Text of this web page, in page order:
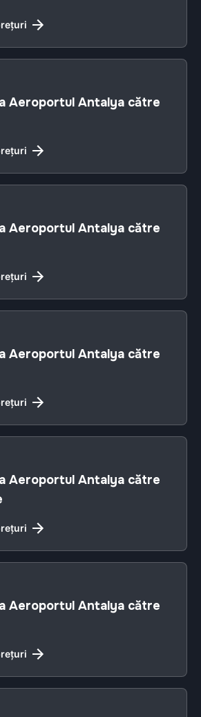
Aeroportul Antalya către
Aeroportul Antalya către
Aeroportul Antalya către
Aeroportul Antalya către
Aeroportul Antalya către